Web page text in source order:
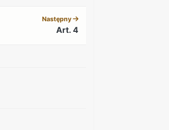
Następny
Art. 4